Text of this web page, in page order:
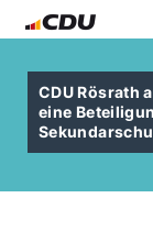
CDU Rösrath
eine